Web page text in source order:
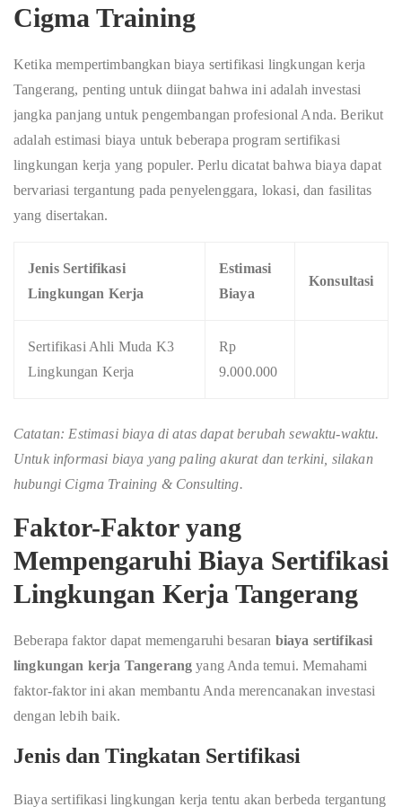
Cigma Training
Ketika mempertimbangkan biaya sertifikasi lingkungan kerja
Tangerang, penting untuk diingat bahwa ini adalah investasi
jangka panjang untuk pengembangan profesional Anda. Berikut
adalah estimasi biaya untuk beberapa program sertifikasi
lingkungan kerja yang populer. Perlu dicatat bahwa biaya dapat
bervariasi tergantung pada penyelenggara, lokasi, dan fasilitas
yang disertakan.
Jenis Sertifikasi
Lingkungan Kerja
Estimasi
Biaya
Konsultasi
Sertifikasi Ahli Muda K3
Lingkungan Kerja
Rp
9.000.000
Catatan: Estimasi biaya di atas dapat berubah sewaktu-waktu.
Untuk informasi biaya yang paling akurat dan terkini, silakan
hubungi Cigma Training & Consulting.
Faktor-Faktor yang
Mempengaruhi Biaya Sertifikasi
Lingkungan Kerja Tangerang
Beberapa faktor dapat memengaruhi besaran biaya sertifikasi
lingkungan kerja Tangerang yang Anda temui. Memahami
faktor-faktor ini akan membantu Anda merencanakan investasi
dengan lebih baik.
Jenis dan Tingkatan Sertifikasi
Biaya sertifikasi lingkungan kerja tentu akan berbeda tergantung